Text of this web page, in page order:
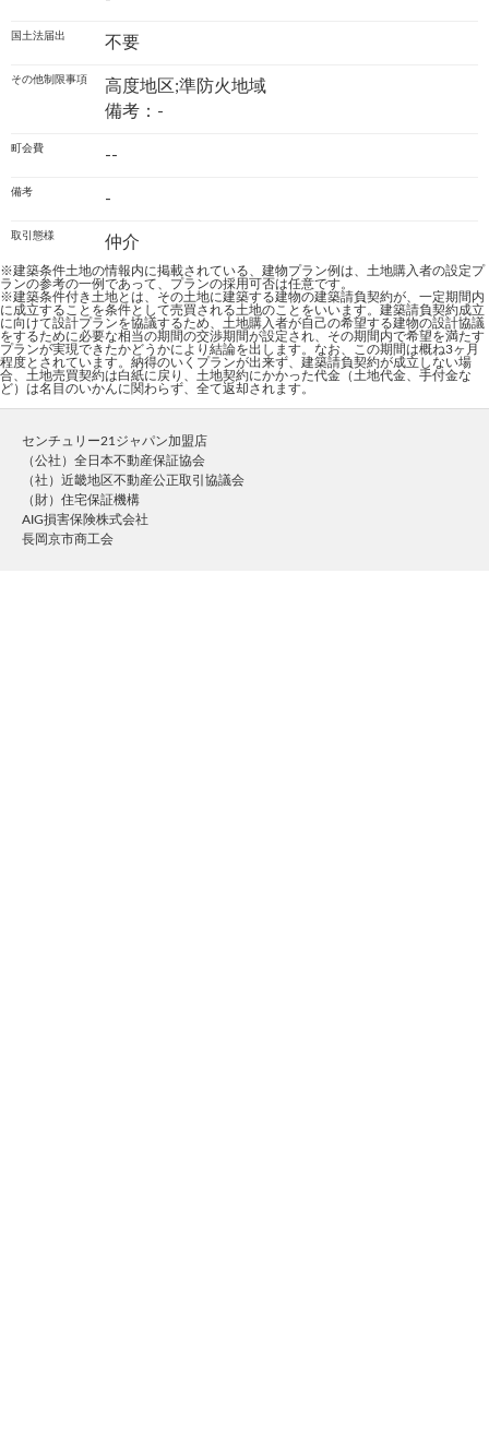
国土法届出 不要
その他制限事項
高度地区;準防火地域
備考：-
町会費 --
備考 -
取引態様 仲介
※建築条件土地の情報内に掲載されている、建物プラン例は、土地購入者の設定プ
ランの参考の一例であって、プランの採用可否は任意です。
※建築条件付き土地とは、その土地に建築する建物の建築請負契約が、一定期間内
に成立することを条件として売買される土地のことをいいます。建築請負契約成立
に向けて設計プランを協議するため、土地購入者が自己の希望する建物の設計協議
をするために必要な相当の期間の交渉期間が設定され、その期間内で希望を満たす
プランが実現できたかどうかにより結論を出します。なお、この期間は概ね3ヶ月
程度とされています。納得のいくプランが出来ず、建築請負契約が成立しない場
合、土地売買契約は白紙に戻り、土地契約にかかった代金（土地代金、手付金な
ど）は名目のいかんに関わらず、全て返却されます。
センチュリー21ジャパン加盟店
（公社）全日本不動産保証協会
（社）近畿地区不動産公正取引協議会
（財）住宅保証機構
AIG損害保険株式会社
長岡京市商工会